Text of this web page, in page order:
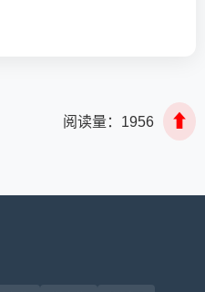
阅读量： 1956 ⬆